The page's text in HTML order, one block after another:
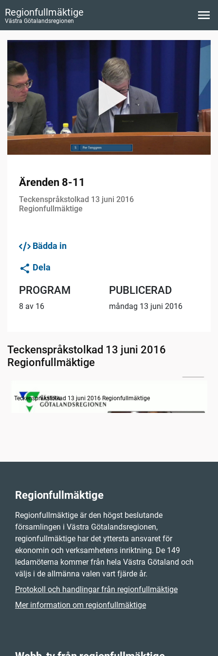
Regionfullmäktige
Västra Götalandsregionen
Ärenden 8-11
Teckenspråkstolkad 13 juni 2016
Regionfullmäktige
Bädda in
Dela
PROGRAM
8 av 16
PUBLICERAD
måndag 13 juni 2016
Teckenspråkstolkad 13 juni 2016
Regionfullmäktige
Information om dagens ärenden
Teckenspråkstolkad 13 juni 2016 Regionfullmäktige
Regionfullmäktige
Regionfullmäktige är den högst beslutande
församlingen i Västra Götalandsregionen,
regionfullmäktige har det yttersta ansvaret för
ekonomin och verksamhetens inriktning. De 149
ledamöterna kommer från hela Västra Götaland och
väljs i de allmänna valen vart fjärde år.
Protokoll och handlingar från regionfullmäktige
Mer information om regionfullmäktige